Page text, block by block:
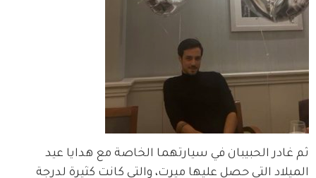
ثم غادر الحبيبان في سيارتهما الخاصة مع هدايا عيد
الميلاد التي حصل عليها ميرت، والتي كانت كثيرة لدرجة